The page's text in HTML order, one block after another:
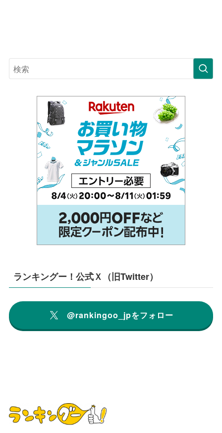
ランキングー！公式Ｘ（旧Twitter）
@rankingoo_jpをフォロー